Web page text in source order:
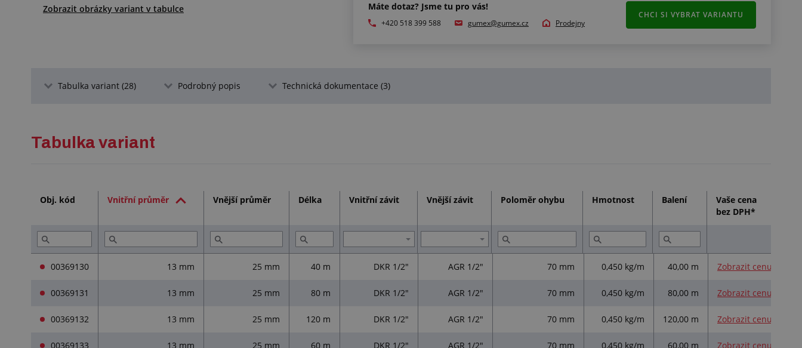
Zobrazit obrázky variant v tabulce
jiné délky na zakázku
na zakázku možno osadit těmito koncovkami
Máte dotaz? Jsme tu pro vás!
+420 518 399 588 gumex@gumex.cz Prodejny
CHCI SI VYBRAT VARIANTU
Tabulka variant (28) Podrobný popis Technická dokumentace (3)
Tabulka variant
Obj. kód Vnitřní průměr Vnější průměr Délka Vnitřní závit Vnější závit Poloměr ohybu Hmotnost Balení
Vaše cena
bez DPH*
00369130 13 mm 25 mm 40 m DKR 1/2" AGR 1/2" 70 mm 0,450 kg/m 40,00 m Zobrazit cenu
00369131 13 mm 25 mm 80 m DKR 1/2" AGR 1/2" 70 mm 0,450 kg/m 80,00 m Zobrazit cenu
00369132 13 mm 25 mm 120 m DKR 1/2" AGR 1/2" 70 mm 0,450 kg/m 120,00 m Zobrazit cenu
00369133 13 mm 25 mm 60 m DKR 1/2" AGR 1/2" 70 mm 0,450 kg/m 60,00 m Zobrazit cenu